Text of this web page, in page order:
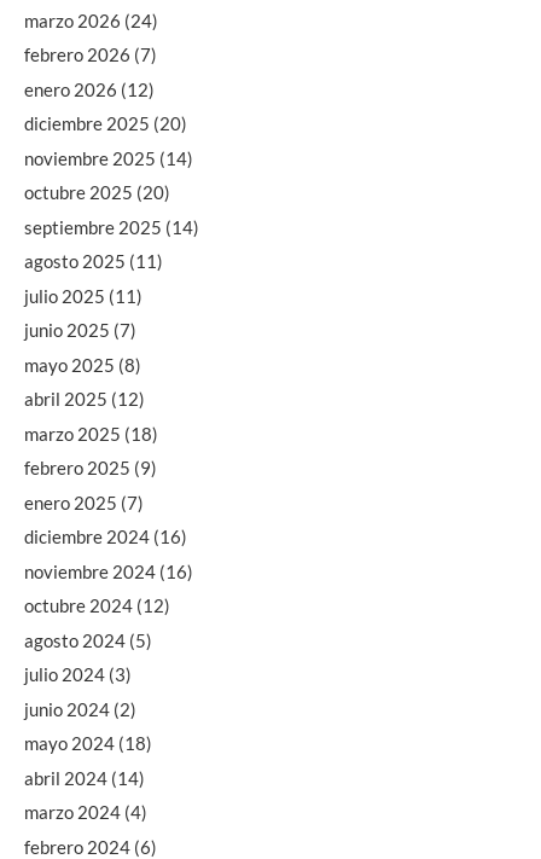
marzo 2026 (24)
febrero 2026 (7)
enero 2026 (12)
diciembre 2025 (20)
noviembre 2025 (14)
octubre 2025 (20)
septiembre 2025 (14)
agosto 2025 (11)
julio 2025 (11)
junio 2025 (7)
mayo 2025 (8)
abril 2025 (12)
marzo 2025 (18)
febrero 2025 (9)
enero 2025 (7)
diciembre 2024 (16)
noviembre 2024 (16)
octubre 2024 (12)
agosto 2024 (5)
julio 2024 (3)
junio 2024 (2)
mayo 2024 (18)
abril 2024 (14)
marzo 2024 (4)
febrero 2024 (6)